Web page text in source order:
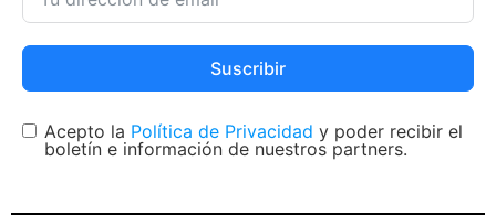
Suscribir
Acepto la Política de Privacidad y poder recibir el
boletín e información de nuestros partners.